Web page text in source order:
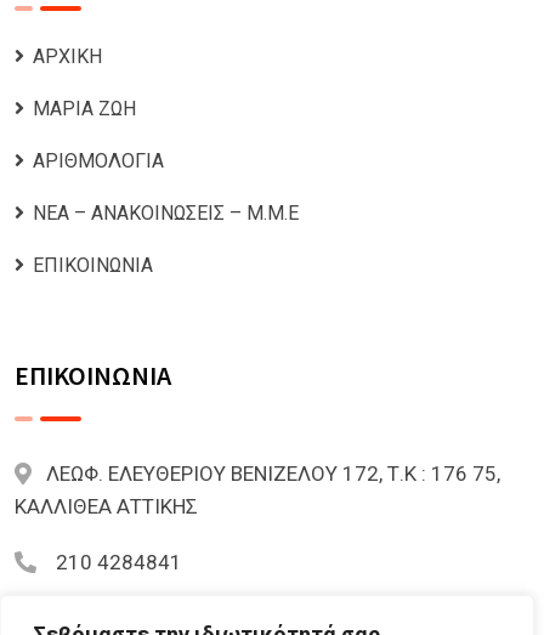
ΑΡΧΙΚΗ
ΜΑΡΙΑ ΖΩΗ
ΑΡΙΘΜΟΛΟΓΙΑ
ΝΕΑ – ΑΝΑΚΟΙΝΩΣΕΙΣ – Μ.Μ.Ε
ΕΠΙΚΟΙΝΩΝΙΑ
ΕΠΙΚΟΙΝΩΝΙΑ
ΛΕΩΦ. ΕΛΕΥΘΕΡΙΟΥ ΒΕΝΙΖΕΛΟΥ 172, Τ.Κ : 176 75,
ΚΑΛΛΙΘΕΑ ΑΤΤΙΚΗΣ
210 4284841
mariazoi.powernumbers@gmail.com